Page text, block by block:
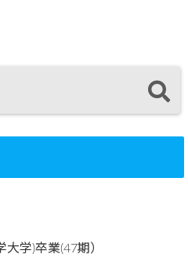
学)卒業(47期）